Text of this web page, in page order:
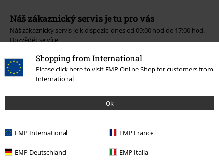
Shopping from International
Please click here to visit EMP Online Shop for customers from
International
Ok
EMP International EMP France
EMP Deutschland EMP Italia
Náš zákaznický servis je tu pro vás
Náš zákaznický servis je k dispozici dnes od 09:00 hod do 17:00 hod.
Dozvědět se více
Zahájit chat